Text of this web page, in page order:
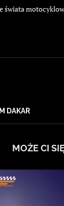
świata
DAKAR
MOŻE CI